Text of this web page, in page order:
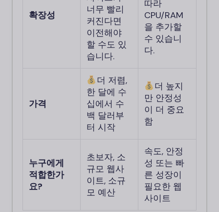
확장성
너무 빨리
커진다면
이전해야
할 수도 있
습니다.
따라
CPU/RAM
을 추가할
수 있습니
다.
가격
더 저렴,
한 달에 수
십에서 수
백 달러부
터 시작
더 높지
만 안정성
이 더 중요
함
누구에게
적합한가
요?
초보자, 소
규모 웹사
이트, 소규
모 예산
속도, 안정
성 또는 빠
른 성장이
필요한 웹
사이트